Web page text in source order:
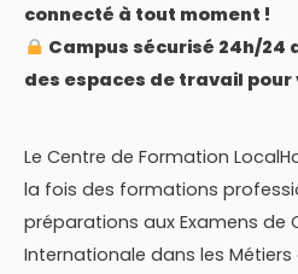
connecté à tout moment !
Campus sécurisé 24h/24
des espaces de travail pour
Le Centre de Formation
la fois des formations
préparations aux Examens de
Internationale dans les